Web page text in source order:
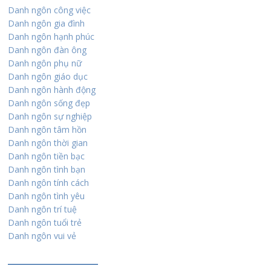
Danh ngôn công việc
Danh ngôn gia đình
Danh ngôn hạnh phúc
Danh ngôn đàn ông
Danh ngôn phụ nữ
Danh ngôn giáo dục
Danh ngôn hành động
Danh ngôn sống đẹp
Danh ngôn sự nghiệp
Danh ngôn tâm hồn
Danh ngôn thời gian
Danh ngôn tiền bạc
Danh ngôn tình bạn
Danh ngôn tính cách
Danh ngôn tình yêu
Danh ngôn trí tuệ
Danh ngôn tuổi trẻ
Danh ngôn vui vẻ